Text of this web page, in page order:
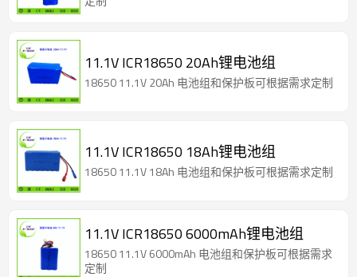
11.1V ICR18650 20Ah锂电池组
18650 11.1V 20Ah 电池组和保护板可根据需求定制
11.1V ICR18650 18Ah锂电池组
18650 11.1V 18Ah 电池组和保护板可根据需求定制
11.1V ICR18650 6000mAh锂电池组
18650 11.1V 6000mAh 电池组和保护板可根据需求
定制